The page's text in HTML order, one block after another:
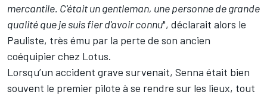
mercantile. C'était un gentleman, une personne de grande
qualité que je suis fier d'avoir connu", déclarait alors le
Pauliste, très ému par la perte de son ancien
coéquipier chez Lotus.
Lorsqu’un accident grave survenait, Senna était bien
souvent le premier pilote à se rendre sur les lieux, tout